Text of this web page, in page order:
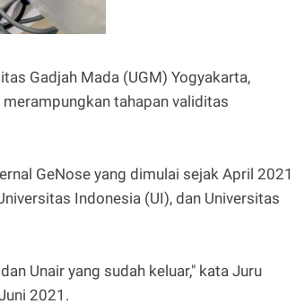
Gadjah Mada (UGM) Yogyakarta,
tahapan validitas
GeNose yang dimulai sejak April 2021
Indonesia (UI), dan Universitas
Unair yang sudah keluar," kata Juru
2021.